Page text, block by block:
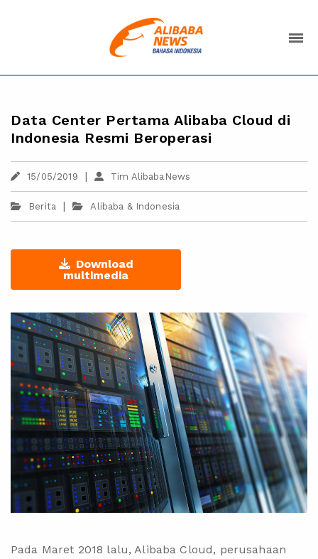
Data Center Pertama Alibaba Cloud di
Indonesia Resmi Beroperasi
15/05/2019 | Tim AlibabaNews
Berita | Alibaba & Indonesia
Download
multimedia
Pada Maret 2018 lalu, Alibaba Cloud, perusahaan